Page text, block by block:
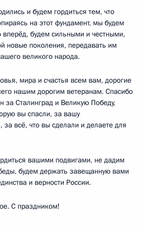
и будем гордиться тем, что
на этот фундамент, мы будем
вперёд, будем сильными и честными,
новые поколения, передавать им
великого народа.
мира и счастья всем вам, дорогие
нашим дорогим ветеранам. Спасибо
за Сталинград и Великую Победу,
вы спасли, за вашу
за всё, что вы сделали и делаете для
вашими подвигами, не дадим
будем держать завещанную вами
и верности России.
С праздником!